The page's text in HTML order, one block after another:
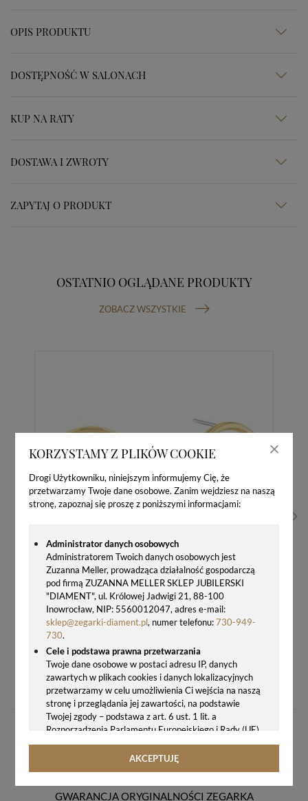
KORZYSTAMY Z PLIKÓW COOKIE
Drogi Użytkowniku, niniejszym informujemy Cię, że
przetwarzamy Twoje dane osobowe. Zanim wejdziesz na naszą
stronę, zapoznaj się proszę z poniższymi informacjami:
Administrator danych osobowych
Administratorem Twoich danych osobowych jest
Zuzanna Meller, prowadząca działalność gospodarczą
pod firmą ZUZANNA MELLER SKLEP JUBILERSKI
"DIAMENT", ul. Królowej Jadwigi 21, 88-100
Inowrocław, NIP: 5560012047, adres e-mail:
sklep@zegarki-diament.pl, numer telefonu:730-949-
730.
Cele i podstawa prawna przetwarzania
Twoje dane osobowe w postaci adresu IP, danych
zawartych w plikach cookies i danych lokalizacyjnych
przetwarzamy w celu umożliwienia Ci wejścia na naszą
stronę i przeglądania jej zawartości, na podstawie
Twojej zgody – podstawa z art. 6 ust. 1 lit. a
Rozporządzenia Parlamentu Europejskiego i Rady (UE)
2016/679 z 27.04.2016 r. w sprawie ochrony osób
fizycznych w związku z przetwarzaniem danych
rozporządzenie o ochronie danych, tj. RODO).
AKCEPTUJĘ
OPIS PRODUKTU
DOSTĘPNOŚĆ W SALONACH
KUP NA RATY
DOSTAWA I ZWROTY
ZAPYTAJ O PRODUKT
OSTATNIO OGLĄDANE PRODUKTY
ZOBACZ WSZYSTKIE
340,00 zł
GWARANCJA ORYGINALNOŚCI ZEGARKA